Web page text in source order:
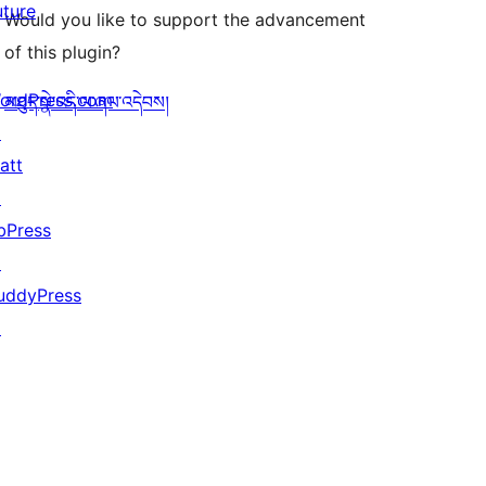
Would you like to support the advancement
of this plugin?
མཐུད་སྣེ་འདི་ལ་ཞལ་འདེབས།